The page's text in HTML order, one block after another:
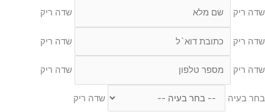
שדה ריק שדה ריק
שדה ריק שדה ריק
שדה ריק שדה ריק
בחר בעיה
שדה ריק